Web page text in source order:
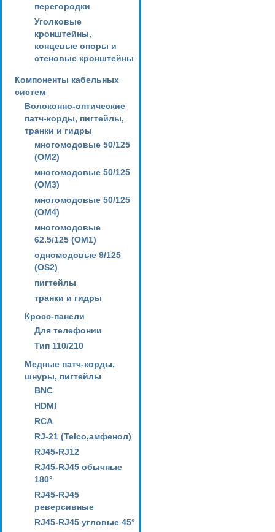
перегородки
Уголковые
кронштейны,
концевые опоры и
стеновые кронштейны
Компоненты кабельных
систем
Волоконно-оптические
патч-корды, пигтейлы,
транки и гидры
многомодовые 50/125
(OM2)
многомодовые 50/125
(OM3)
многомодовые 50/125
(OM4)
многомодовые
62.5/125 (OM1)
одномодовые 9/125
(OS2)
пигтейлы
транки и гидры
Кросс-панели
Для телефонии
Тип 110/210
Медные патч-корды,
шнуры, пигтейлы
BNC
HDMI
RCA
RJ-21 (Telco,амфенол)
RJ45-RJ12
RJ45-RJ45 обычные
180°
RJ45-RJ45
реверсивные
RJ45-RJ45 угловые 45°